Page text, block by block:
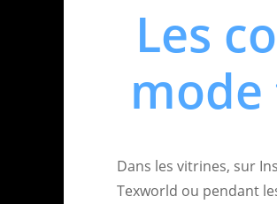
Les
Dans les vitrines, sur
Texworld ou pendant